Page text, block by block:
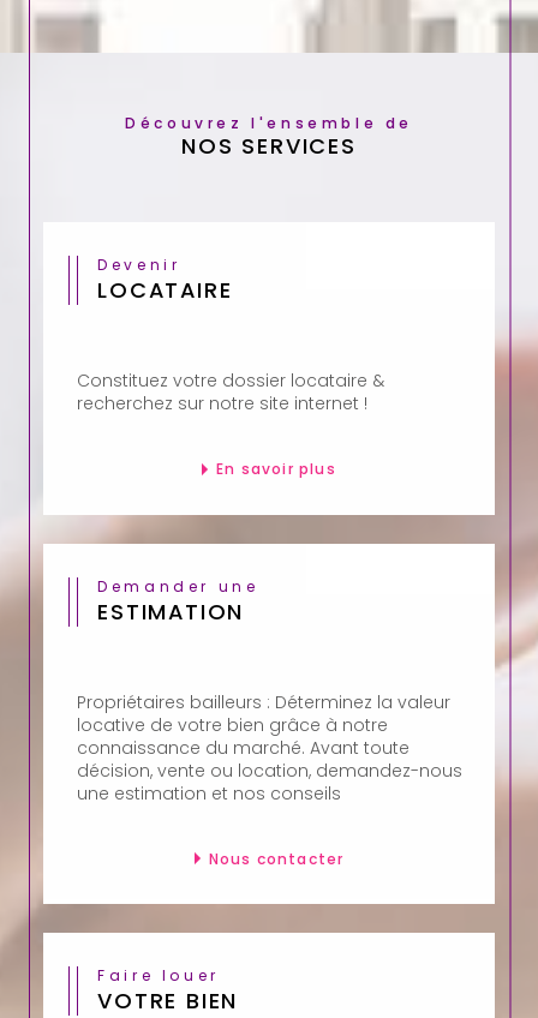
Découvrez l'ensemble de
NOS SERVICES
Devenir
LOCATAIRE
Constituez votre dossier locataire &
recherchez sur notre site internet !
En savoir plus
Demander une
ESTIMATION
Propriétaires bailleurs : Déterminez la valeur
locative de votre bien grâce à notre
connaissance du marché. Avant toute
décision, vente ou location, demandez-nous
une estimation et nos conseils
Nous contacter
Faire louer
VOTRE BIEN